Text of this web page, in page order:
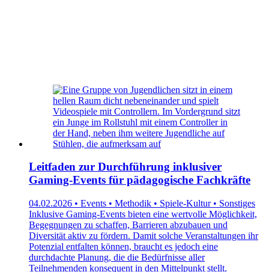
Leitfaden zur Durchführung inklusiver
Gaming-Events für pädagogische Fachkräfte
04.02.2026 • Events • Methodik • Spiele-Kultur • Sonstiges
Inklusive Gaming-Events bieten eine wertvolle Möglichkeit,
Begegnungen zu schaffen, Barrieren abzubauen und
Diversität aktiv zu fördern. Damit solche Veranstaltungen ihr
Potenzial entfalten können, braucht es jedoch eine
durchdachte Planung, die die Bedürfnisse aller
Teilnehmenden konsequent in den Mittelpunkt stellt.